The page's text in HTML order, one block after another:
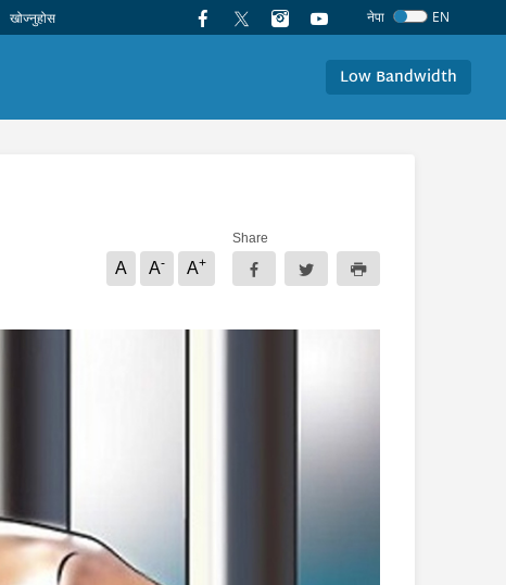
नेपा EN
Low Bandwidth
A A- A+
Share